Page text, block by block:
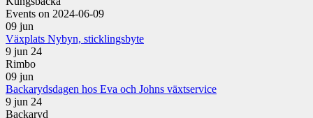
Events on 2024-06-09
09 jun
Växplats Nybyn, sticklingsbyte
9 jun 24
Rimbo
09 jun
Backarydsdagen hos Eva och Johns växtservice
9 jun 24
Backaryd